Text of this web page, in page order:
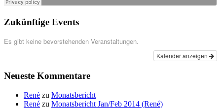
Zukünftige Events
Es gibt keine bevorstehenden Veranstaltungen.
Kalender anzeigen
Neueste Kommentare
René zu Monatsbericht
René zu Monatsbericht Jan/Feb 2014 (René)